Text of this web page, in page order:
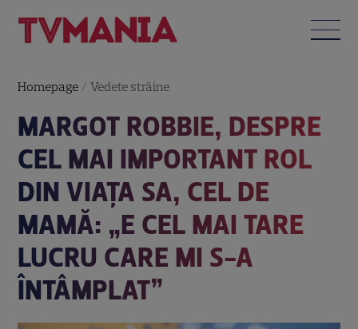
Homepage /Vedete străine
MARGOT ROBBIE, DESPRE
CEL MAI IMPORTANT ROL
DIN VIAȚA SA, CEL DE
MAMĂ: „E CEL MAI TARE
LUCRU CARE MI S-A
ÎNTÂMPLAT”